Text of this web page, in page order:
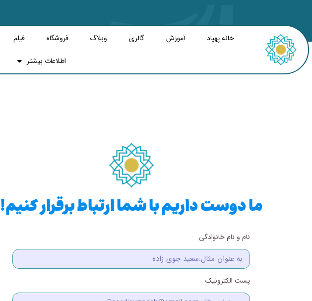
خانه پهپاد آموزش گالری وبلاگ فروشگاه فیلم
اطلاعات بیشتر
ما دوست داریم با شما ارتباط برقرار کنیم!
نام و نام خانوادگی
پست الکترونیک